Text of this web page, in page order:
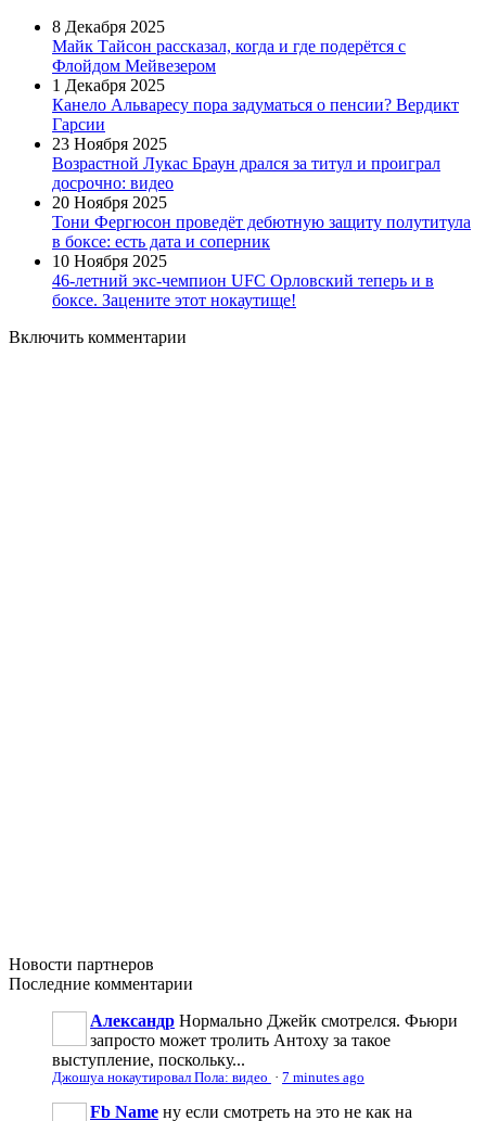
8 Декабря 2025
Майк Тайсон рассказал, когда и где подерётся с
Флойдом Мейвезером
1 Декабря 2025
Канело Альваресу пора задуматься о пенсии? Вердикт
Гарсии
23 Ноября 2025
Возрастной Лукас Браун дрался за титул и проиграл
досрочно: видео
20 Ноября 2025
Тони Фергюсон проведёт дебютную защиту полутитула
в боксе: есть дата и соперник
10 Ноября 2025
46-летний экс-чемпион UFC Орловский теперь и в
боксе. Зацените этот нокаутище!
Включить комментарии
Новости партнеров
Последние комментарии
Александр Нормально Джейк смотрелся. Фьюри
запросто может тролить Антоху за такое
выступление, поскольку...
Джошуа нокаутировал Пола: видео · 7 minutes ago
Fb Name ну если смотреть на это не как на